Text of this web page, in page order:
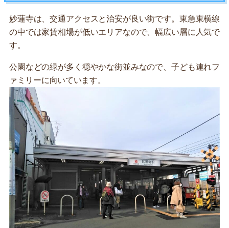
妙蓮寺は、交通アクセスと治安が良い街です。東急東横線
の中では家賃相場が低いエリアなので、幅広い層に人気で
す。
公園などの緑が多く穏やかな街並みなので、子ども連れフ
ァミリーに向いています。